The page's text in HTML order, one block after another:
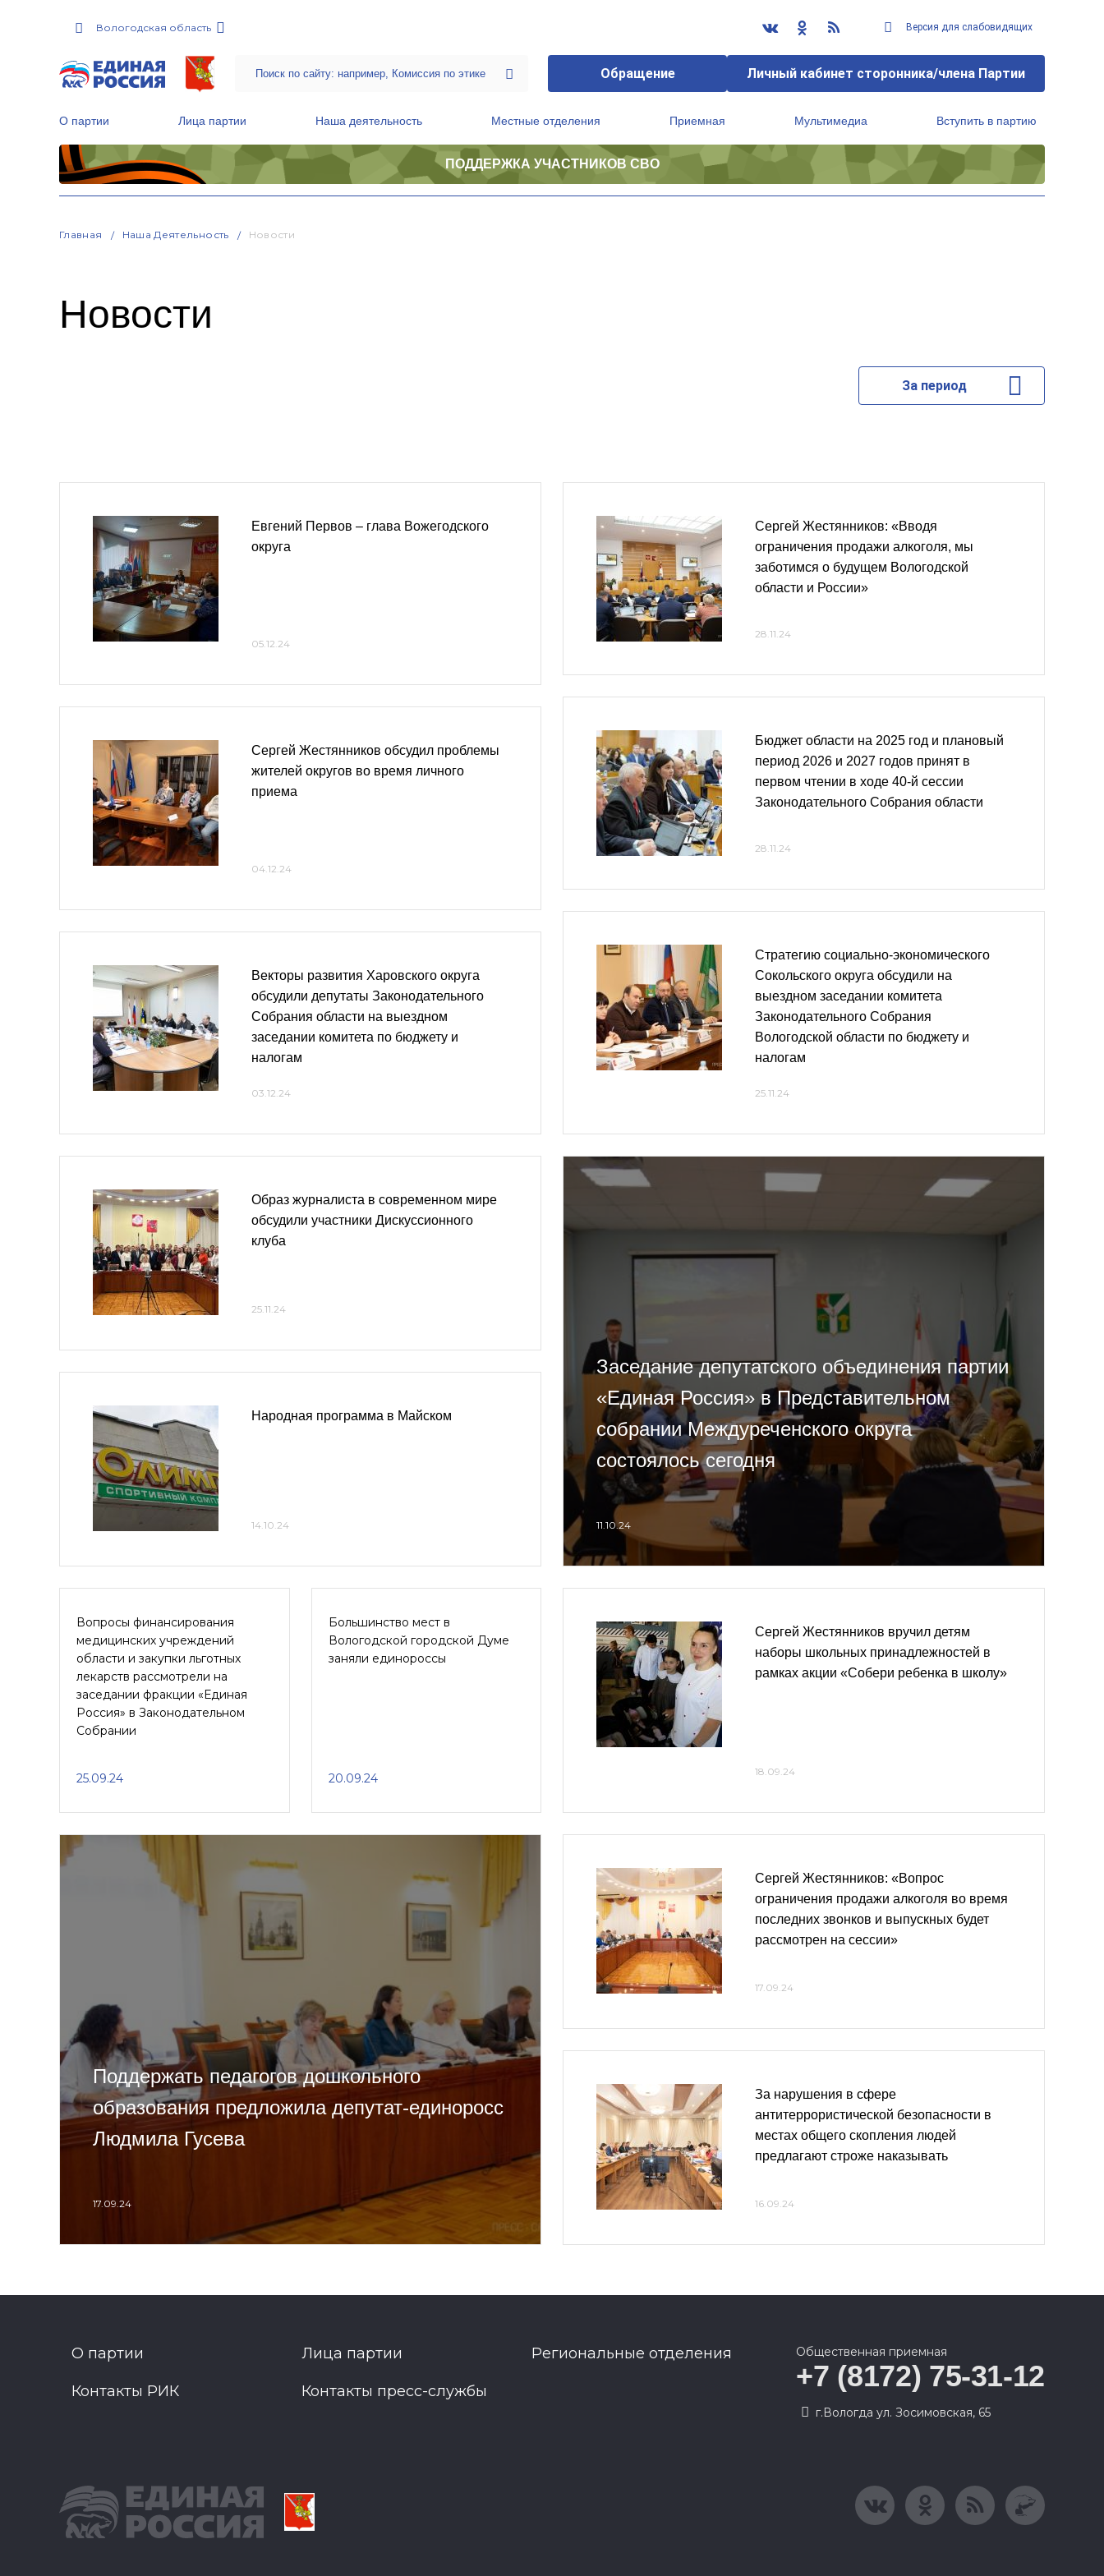
Вологодская область Версия для слабовидящих
Обращение Личный кабинет сторонника/члена Партии
О партии Лица партии Наша деятельность Местные отделения Приемная Мультимедиа Вступить в партию
ПОДДЕРЖКА УЧАСТНИКОВ СВО
Главная Наша Деятельность Новости
Новости
За период
Евгений Первов – глава Вожегодского
округа
05.12.24
Сергей Жестянников обсудил проблемы
жителей округов во время личного
приема
04.12.24
Векторы развития Харовского округа
обсудили депутаты Законодательного
Собрания области на выездном
заседании комитета по бюджету и
налогам
03.12.24
Сергей Жестянников: «Вводя
ограничения продажи алкоголя, мы
заботимся о будущем Вологодской
области и России»
28.11.24
Бюджет области на 2025 год и плановый
период 2026 и 2027 годов принят в
первом чтении в ходе 40-й сессии
Законодательного Собрания области
28.11.24
Стратегию социально-экономического
Сокольского округа обсудили на
выездном заседании комитета
Законодательного Собрания
Вологодской области по бюджету и
налогам
25.11.24
Образ журналиста в современном мире
обсудили участники Дискуссионного
клуба
25.11.24
Народная программа в Майском
14.10.24
Заседание депутатского объединения партии
«Единая Россия» в Представительном
собрании Междуреченского округа
состоялось сегодня
11.10.24
Вопросы финансирования
медицинских учреждений
области и закупки льготных
лекарств рассмотрели на
заседании фракции «Единая
Россия» в Законодательном
Собрании
25.09.24
Большинство мест в
Вологодской городской Думе
заняли единороссы
20.09.24
Сергей Жестянников вручил детям
наборы школьных принадлежностей в
рамках акции «Собери ребенка в школу»
18.09.24
Поддержать педагогов дошкольного
образования предложила депутат-единоросс
Людмила Гусева
17.09.24
Сергей Жестянников: «Вопрос
ограничения продажи алкоголя во время
последних звонков и выпускных будет
рассмотрен на сессии»
17.09.24
За нарушения в сфере
антитеррористической безопасности в
местах общего скопления людей
предлагают строже наказывать
16.09.24
О партии Лица партии Региональные отделения
Контакты РИК Контакты пресс-службы
Общественная приемная
+7 (8172) 75-31-12
г.Вологда ул. Зосимовская, 65